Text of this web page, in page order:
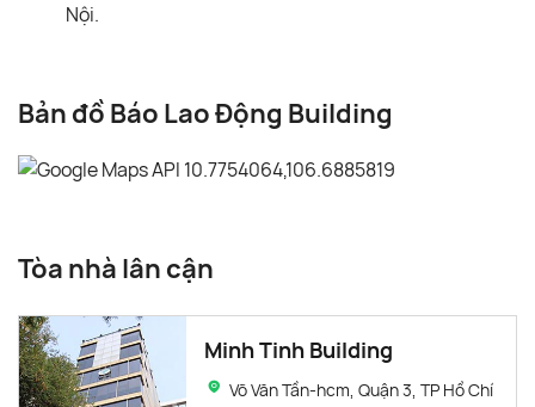
Nội.
Bản đồ Báo Lao Động Building
Tòa nhà lân cận
Minh Tinh Building
Võ Văn Tần-hcm, Quận 3, TP Hồ Chí